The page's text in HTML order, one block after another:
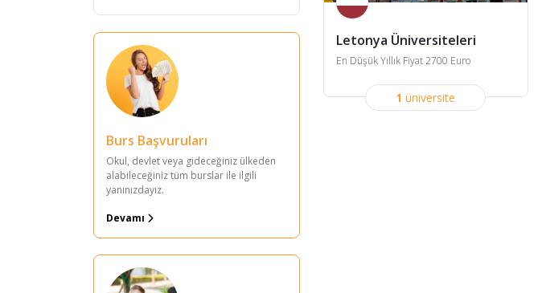
Burs Başvuruları
Okul, devlet veya gideceğiniz ülkeden
alabileceğiniz tüm burslar ile ilgili
yanınızdayız.
Devamı
Letonya Üniversiteleri
En Düşük Yıllık Fiyat 2700 Euro
1 üniversite